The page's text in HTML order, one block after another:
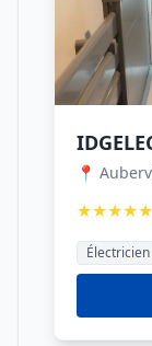
📍
★★★★★
Électricien